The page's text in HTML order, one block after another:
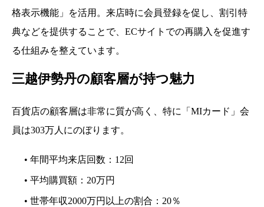
格表示機能」を活用。来店時に会員登録を促し、割引特
典などを提供することで、ECサイトでの再購入を促進す
る仕組みを整えています。
三越伊勢丹の顧客層が持つ魅力
百貨店の顧客層は非常に質が高く、特に「MIカード」会
員は303万人にのぼります。
• 年間平均来店回数：12回
• 平均購買額：20万円
• 世帯年収2000万円以上の割合：20％